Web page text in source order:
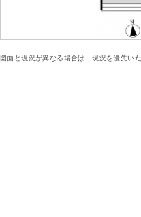
図面と現況が異なる場合は、現況を優先いた